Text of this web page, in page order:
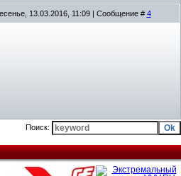
13.03.2016, 11:09 | Сообщение # 4
Поиск: